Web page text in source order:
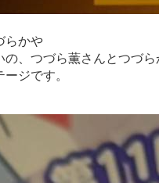
らかや
、つづら薫さんとつづ
ジです。